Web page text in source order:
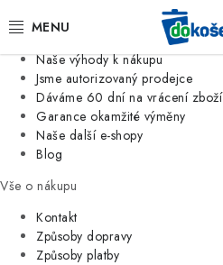
Jsme tradiční česká firma
Naše výhody k nákupu
Jsme autorizovaný prodejce
Dáváme 60 dní na vrácení zboží
Garance okamžité výměny
Naše další e-shopy
Blog
Vše o nákupu
Kontakt
Způsoby dopravy
Způsoby platby
KOŠE
SÁČKY
KUCHYNĚ